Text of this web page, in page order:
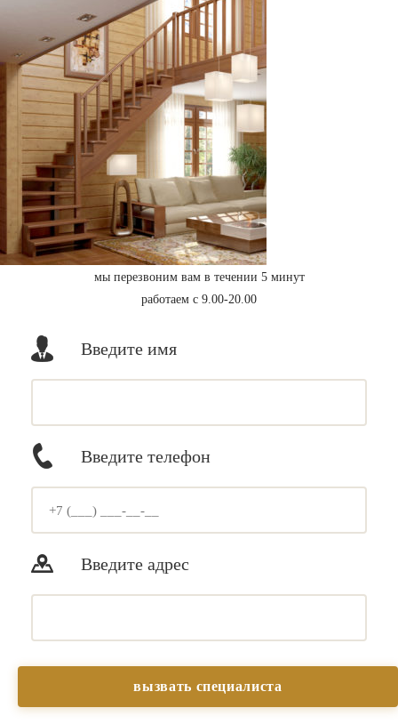
мы перезвоним вам в течении 5 минут
работаем с 9.00-20.00
Введите имя
Введите телефон
Введите адрес